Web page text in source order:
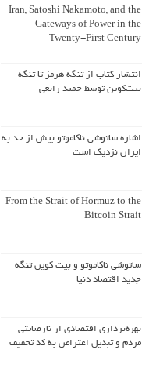
Iran, Satoshi Nakamoto, and the
Gateways of Power in the
Twenty-First Century
انتشار کتاب از تنگه هرمز تا تنگه
بیت‌کوین توسط حمید رابعی
اشاره ساتوشی ناکاموتو بیش از حد به
ایران نزدیک است
From the Strait of Hormuz to the
Bitcoin Strait
ساتوشی ناکاموتو و بیت کوین تنگه
جدید اقتصاد دنیا
بهره‌برداری اقتصادی از نارضایتی
مردم و تبدیل اعتراض به کد تخفیف